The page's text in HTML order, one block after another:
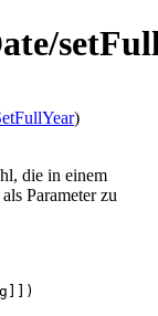
)
die in einem
Parameter zu